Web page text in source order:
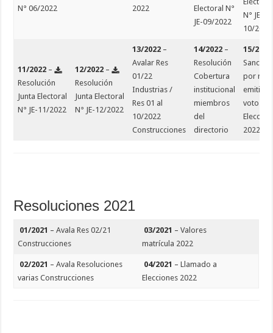
N° 06/2022 2022
Electoral N°
JE-09/2022
N° JE-
10/2022
11/2022 –
Resolución
Junta Electoral
N° JE-11/2022
12/2022 –
Resolución
Junta Electoral
N° JE-12/2022
13/2022 –
Avalar Res
01/22
Industrias /
Res 01 al
10/2022
Construcciones
14/2022 –
Resolución
Cobertura
institucional
miembros
del
directorio
15/2022
por no
emitir
voto.
2022
Resoluciones 2021
01/2021 –Avala Res 02/21
Construcciones
03/2021 –Valores
matrícula 2022
02/2021 –Avala Resoluciones
varias Construcciones
04/2021 –Llamado a
Elecciones 2022